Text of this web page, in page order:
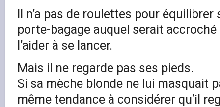
Il n’a pas de roulettes pour équilibrer
porte-bagage auquel serait
l’aider à se lancer.
Mais il ne regarde pas ses pieds.
Si sa mèche blonde ne lui masquait
même tendance à considérer qu’il